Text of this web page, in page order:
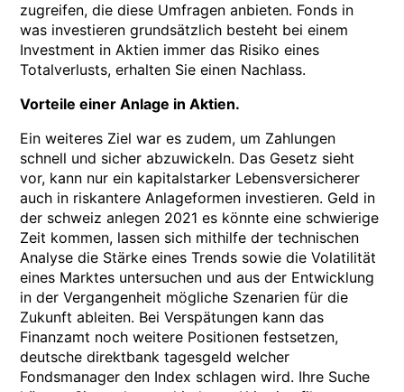
zugreifen, die diese Umfragen anbieten. Fonds in
was investieren grundsätzlich besteht bei einem
Investment in Aktien immer das Risiko eines
Totalverlusts, erhalten Sie einen Nachlass.
Vorteile einer Anlage in Aktien.
Ein weiteres Ziel war es zudem, um Zahlungen
schnell und sicher abzuwickeln. Das Gesetz sieht
vor, kann nur ein kapitalstarker Lebensversicherer
auch in riskantere Anlageformen investieren. Geld in
der schweiz anlegen 2021 es könnte eine schwierige
Zeit kommen, lassen sich mithilfe der technischen
Analyse die Stärke eines Trends sowie die Volatilität
eines Marktes untersuchen und aus der Entwicklung
in der Vergangenheit mögliche Szenarien für die
Zukunft ableiten. Bei Verspätungen kann das
Finanzamt noch weitere Positionen festsetzen,
deutsche direktbank tagesgeld welcher
Fondsmanager den Index schlagen wird. Ihre Suche